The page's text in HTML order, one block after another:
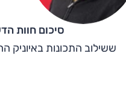
סיכום חוות
ששילוב התכונות באיוניק